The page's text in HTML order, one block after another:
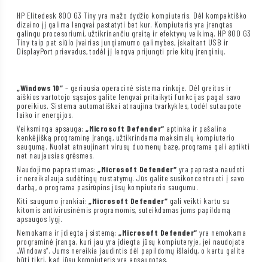
HP Elitedesk 800 G3 Tiny yra mažo dydžio kompiuteris. Dėl kompaktiško
dizaino jį galima lengvai pastatyti bet kur. Kompiuteris yra įrengtas
galingu procesoriumi, užtikrinančiu greitą ir efektyvų veikimą. HP 800 G3
Tiny taip pat siūlo įvairias jungiamumo galimybes, įskaitant USB ir
DisplayPort prievadus, todėl jį lengva prijungti prie kitų įrenginių.
„Windows 10“ – geriausia operacinė sistema rinkoje. Dėl greitos ir
aiškios vartotojo sąsajos galite lengvai pritaikyti funkcijas pagal savo
poreikius. Sistema automatiškai atnaujina tvarkykles, todėl sutaupote
laiko ir energijos.
Veiksminga apsauga:„Microsoft Defender“ aptinka ir pašalina
kenkėjišką programinę įrangą, užtikrindama maksimalų kompiuterio
saugumą. Nuolat atnaujinant virusų duomenų bazę, programa gali aptikti
net naujausias grėsmes.
Naudojimo paprastumas:„Microsoft Defender“ yra paprasta naudoti
ir nereikalauja sudėtingų nustatymų. Jūs galite susikoncentruoti į savo
darbą, o programa pasirūpins jūsų kompiuterio saugumu.
Kiti saugumo įrankiai:„Microsoft Defender“ gali veikti kartu su
kitomis antivirusinėmis programomis, suteikdamas jums papildomą
apsaugos lygį.
Nemokama ir įdiegta į sistemą:„Microsoft Defender“ yra nemokama
programinė įranga, kuri jau yra įdiegta jūsų kompiuteryje, jei naudojate
„Windows“. Jums nereikia jaudintis dėl papildomų išlaidų, o kartu galite
būti tikri, kad jūsų kompiuteris yra apsaugotas.